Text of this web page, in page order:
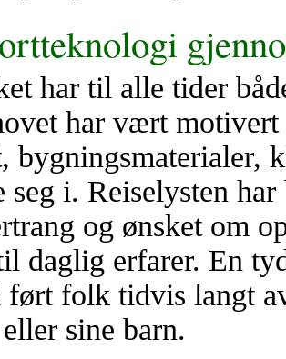
har til alle tider
har vært
bygningsmaterialer,
seg i. Reiselysten
og ønsket om
daglig erfarer. En
ført folk tidvis langt
sine barn.